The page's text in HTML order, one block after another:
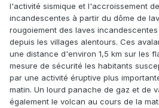
l'activité sismique et l'accroissement
incandescentes à partir du dôme de
rougoiement des laves
depuis les villages alentours. Ces
une distance d'environ 1,5 km sur les
mesure de sécurité les habitants
par une activité éruptive plus
matin. Un lourd panache de gaz et de
également le volcan au cours de la